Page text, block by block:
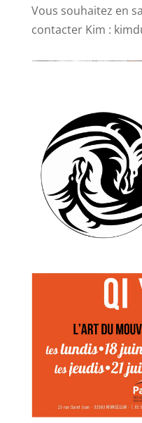
Vous souhaitez en
contacter Kim :